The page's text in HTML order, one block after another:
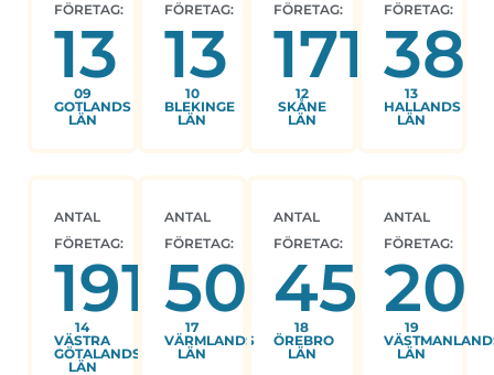
FÖRETAG:
13
09
GOTLANDS
LÄN
FÖRETAG:
13
10
BLEKINGE
LÄN
FÖRETAG:
171
12
SKÅNE
LÄN
FÖRETAG:
38
13
HALLANDS
LÄN
ANTAL
FÖRETAG:
191
14
VÄSTRA
GÖTALANDS
LÄN
ANTAL
FÖRETAG:
50
17
VÄRMLANDS
LÄN
ANTAL
FÖRETAG:
45
18
ÖREBRO
LÄN
ANTAL
FÖRETAG:
20
19
LÄN